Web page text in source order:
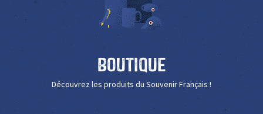
Boutique
Découvrez les produits du Souvenir Français !